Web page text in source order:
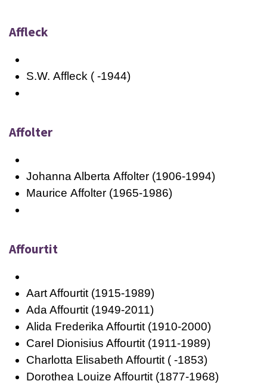
Affleck
S.W. Affleck ( -1944)
Affolter
Johanna Alberta Affolter (1906-1994)
Maurice Affolter (1965-1986)
Affourtit
Aart Affourtit (1915-1989)
Ada Affourtit (1949-2011)
Alida Frederika Affourtit (1910-2000)
Carel Dionisius Affourtit (1911-1989)
Charlotta Elisabeth Affourtit ( -1853)
Dorothea Louize Affourtit (1877-1968)